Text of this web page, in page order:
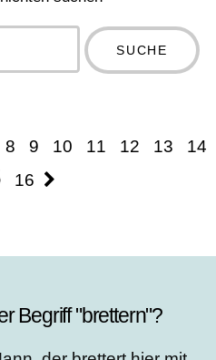
Type 2 or
more
8 9 10 11 12 13 14
16
Begriff "brettern"?